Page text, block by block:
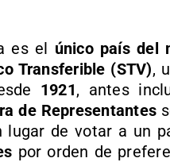
es el único país del
Transferible (STV),
1921, antes
de Representantes
lugar de votar a un
por orden de